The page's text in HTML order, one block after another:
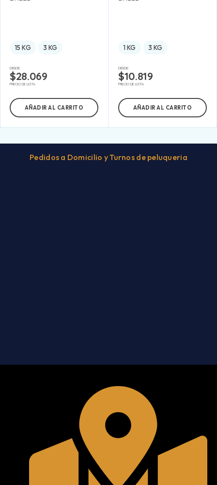
15 KG 3 KG
DESDE:
$28.069
PRECIO DE LISTA
AÑADIR AL CARRITO
1 KG 3 KG
DESDE:
$10.819
PRECIO DE LISTA
AÑADIR AL CARRITO
Pedidos a Domicilio y Turnos de peluqueria